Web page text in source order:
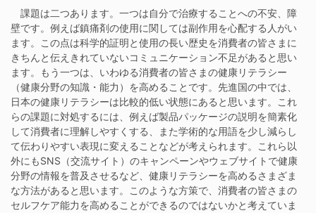
課題は二つあります。一つは自分で治療することへの不安、障
壁です。例えば鎮痛剤の使用に関しては副作用を心配する人がい
ます。この点は科学的証明と使用の長い歴史を消費者の皆さまに
きちんと伝えきれていないコミュニケーション不足があると思い
ます。もう一つは、いわゆる消費者の皆さまの健康リテラシー
（健康分野の知識・能力）を高めることです。先進国の中では、
日本の健康リテラシーは比較的低い状態にあると思います。これ
らの課題に対処するには、例えば製品パッケージの説明を簡素化
して消費者に理解しやすくする、また学術的な用語を少し減らし
て伝わりやすい表現に変えることなどが考えられます。これら以
外にもSNS（交流サイト）のキャンペーンやウェブサイトで健康
分野の情報を普及させるなど、健康リテラシーを高めるさまざま
な方法があると思います。このような方策で、消費者の皆さまの
セルフケア能力を高めることができるのではないかと考えていま